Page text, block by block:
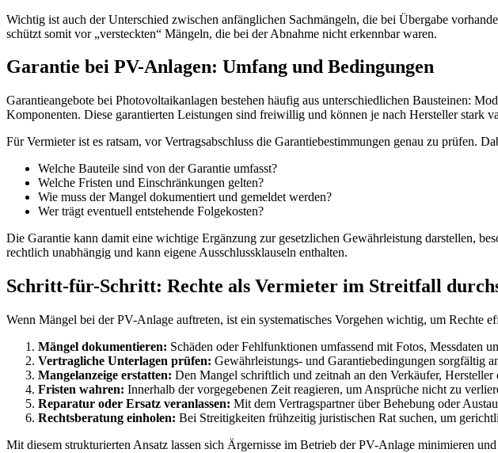
Wichtig ist auch der Unterschied zwischen anfänglichen Sachmängeln, die bei Übergabe
schützt somit vor „versteckten“ Mängeln, die bei der Abnahme nicht erkennbar waren.
Garantie bei PV-Anlagen: Umfang und Bedingungen
Garantieangebote bei Photovoltaikanlagen bestehen häufig aus unterschiedlichen Bausteinen:
Komponenten. Diese garantierten Leistungen sind freiwillig und können je nach Hersteller stark
Für Vermieter ist es ratsam, vor Vertragsabschluss die Garantiebestimmungen genau zu prüfen.
Welche Bauteile sind von der Garantie umfasst?
Welche Fristen und Einschränkungen gelten?
Wie muss der Mangel dokumentiert und gemeldet werden?
Wer trägt eventuell entstehende Folgekosten?
Die Garantie kann damit eine wichtige Ergänzung zur gesetzlichen Gewährleistung darstellen,
rechtlich unabhängig und kann eigene Ausschlussklauseln enthalten.
Schritt-für-Schritt: Rechte als Vermieter im Streitfall
Wenn Mängel bei der PV-Anlage auftreten, ist ein systematisches Vorgehen wichtig, um Rechte
Mängel dokumentieren: Schäden oder Fehlfunktionen umfassend mit Fotos, Messdaten
Vertragliche Unterlagen prüfen: Gewährleistungs- und Garantiebedingungen sorgfältig
Mangelanzeige erstatten: Den Mangel schriftlich und zeitnah an den Verkäufer, Hersteller
Fristen wahren: Innerhalb der vorgegebenen Zeit reagieren, um Ansprüche nicht zu
Reparatur oder Ersatz veranlassen: Mit dem Vertragspartner über Behebung oder
Rechtsberatung einholen: Bei Streitigkeiten frühzeitig juristischen Rat suchen, um
Mit diesem strukturierten Ansatz lassen sich Ärgernisse im Betrieb der PV-Anlage minimieren